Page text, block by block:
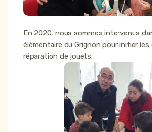
En 2020, nous sommes intervenus
élémentaire du Grignon pour initier
réparation de jouets.